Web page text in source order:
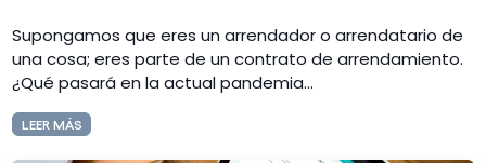
Supongamos que eres un arrendador o arrendatario de
una cosa; eres parte de un contrato de arrendamiento.
¿Qué pasará en la actual pandemia...
LEER MÁS